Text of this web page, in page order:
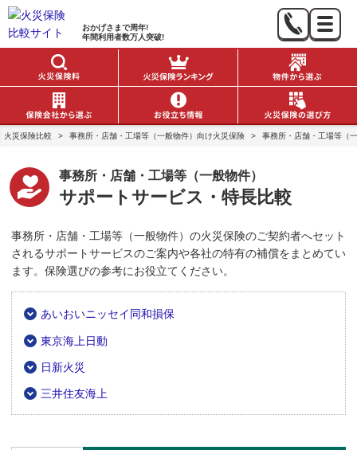
おかげさまで周年!
年間利用者数万人突破!
火災保険比較 > 事務所・店舗・工場等（一般物件）向け火災保険 > 事務所・店舗・工場等（
事務所・店舗・工場等（一般物件）
サポートサービス・特長比較
事務所・店舗・工場等（一般物件）の火災保険のご契約者へセット
されるサポートサービスのご案内や各社の特有の補償をまとめてい
ます。保険選びの参考にお役立てください。
あいおいニッセイ同和損保
東京海上日動
日新火災
三井住友海上